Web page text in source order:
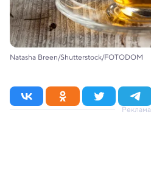
Natasha Breen/Shutterstock/FOTODOM
Реклама